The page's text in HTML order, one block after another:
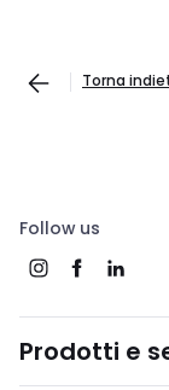
Torna
Follow us
Prodotti e